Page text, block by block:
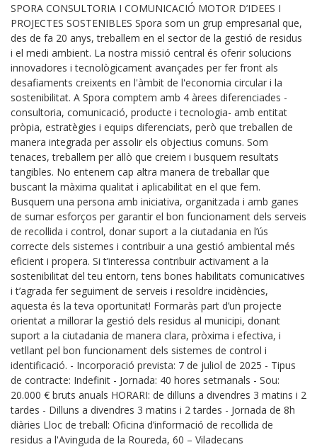
SPORA CONSULTORIA I COMUNICACIÓ MOTOR D’IDEES I
PROJECTES SOSTENIBLES Spora som un grup empresarial que,
des de fa 20 anys, treballem en el sector de la gestió de residus
i el medi ambient. La nostra missió central és oferir solucions
innovadores i tecnològicament avançades per fer front als
desafiaments creixents en l'àmbit de l'economia circular i la
sostenibilitat. A Spora comptem amb 4 àrees diferenciades -
consultoria, comunicació, producte i tecnologia- amb entitat
pròpia, estratègies i equips diferenciats, però que treballen de
manera integrada per assolir els objectius comuns. Som
tenaces, treballem per allò que creiem i busquem resultats
tangibles. No entenem cap altra manera de treballar que
buscant la màxima qualitat i aplicabilitat en el que fem.
Busquem una persona amb iniciativa, organitzada i amb ganes
de sumar esforços per garantir el bon funcionament dels serveis
de recollida i control, donar suport a la ciutadania en l’ús
correcte dels sistemes i contribuir a una gestió ambiental més
eficient i propera. Si t’interessa contribuir activament a la
sostenibilitat del teu entorn, tens bones habilitats comunicatives
i t’agrada fer seguiment de serveis i resoldre incidències,
aquesta és la teva oportunitat! Formaràs part d’un projecte
orientat a millorar la gestió dels residus al municipi, donant
suport a la ciutadania de manera clara, pròxima i efectiva, i
vetllant pel bon funcionament dels sistemes de control i
identificació. - Incorporació prevista: 7 de juliol de 2025 - Tipus
de contracte: Indefinit - Jornada: 40 hores setmanals - Sou:
20.000 € bruts anuals HORARI: de dilluns a divendres 3 matins i 2
tardes - Dilluns a divendres 3 matins i 2 tardes - Jornada de 8h
diàries Lloc de treball: Oficina d’informació de recollida de
residus a l'Avinguda de la Roureda, 60 – Viladecans